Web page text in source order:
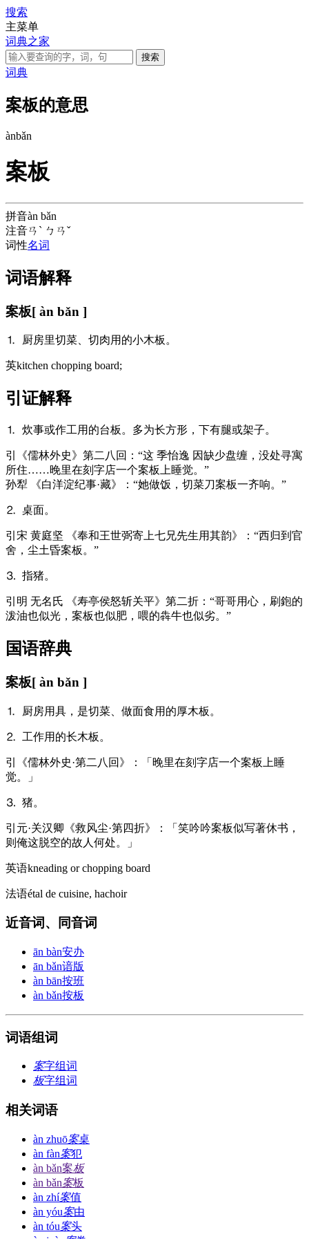
搜索
主菜单
词典之家
词典
案板的意思
ànbǎn
案板
拼音àn bǎn
注音ㄢˋ ㄅㄢˇ
词性名词
词语解释
案板[ àn bǎn ]
⒈ 厨房里切菜、切肉用的小木板。
英kitchen chopping board;
引证解释
⒈ 炊事或作工用的台板。多为长方形，下有腿或架子。
引
《儒林外史》第二八回：“这 季怡逸 因缺少盘缠，没处寻寓
所住……晚里在刻字店一个案板上睡觉。”
孙犁 《白洋淀纪事·藏》：“她做饭，切菜刀案板一齐响。”
⒉ 桌面。
引 宋 黄庭坚 《奉和王世弼寄上七兄先生用其韵》：“西归到官
舍，尘土昏案板。”
⒊ 指猪。
引 明 无名氏 《寿亭侯怒斩关平》第二折：“哥哥用心，刷鉋的
泼油也似光，案板也似肥，喂的犇牛也似劣。”
国语辞典
案板[ àn bǎn ]
⒈ 厨房用具，是切菜、做面食用的厚木板。
⒉ 工作用的长木板。
引
《儒林外史·第二八回》：「晚里在刻字店一个案板上睡
觉。」
⒊ 猪。
引 元·关汉卿《救风尘·第四折》：「笑吟吟案板似写著休书，
则俺这脱空的故人何处。」
英语kneading or chopping board
法语étal de cuisine, hachoir
近音词、同音词
ān bàn安办
ān bǎn谙版
àn bān按班
àn bǎn按板
词语组词
案字组词
板字组词
相关词语
àn zhuō案桌
àn fàn案犯
àn bǎn案板
àn bǎn案板
àn zhí案值
àn yóu案由
àn tóu案头